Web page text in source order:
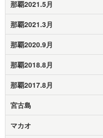
那覇2021.5月
那覇2021.3月
那覇2020.9月
那覇2018.8月
那覇2017.8月
宮古島
マカオ